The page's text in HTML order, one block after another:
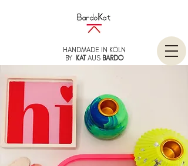
HANDMADE IN KÖLN
BY KATAUS BARDO